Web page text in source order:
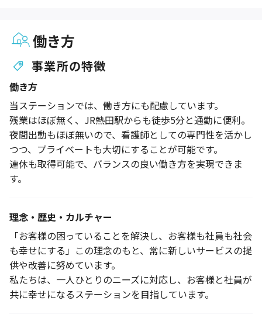
働き方
事業所の特徴
働き方
当ステーションでは、働き方にも配慮しています。
残業はほぼ無く、JR熱田駅からも徒歩5分と通勤に便利。
夜間出動もほぼ無いので、看護師としての専門性を活かし
つつ、プライベートも大切にすることが可能です。
連休も取得可能で、バランスの良い働き方を実現できま
す。
理念・歴史・カルチャー
「お客様の困っていることを解決し、お客様も社員も社会
も幸せにする」この理念のもと、常に新しいサービスの提
供や改善に努めています。
私たちは、一人ひとりのニーズに対応し、お客様と社員が
共に幸せになるステーションを目指しています。